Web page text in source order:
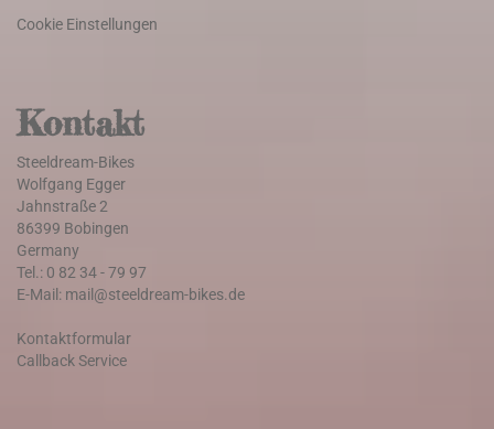
Cookie Einstellungen
Kontakt
Steeldream-Bikes
Wolfgang Egger
Jahnstraße 2
86399 Bobingen
Germany
Tel.: 0 82 34 - 79 97
E-Mail: mail@steeldream-bikes.de
Kontaktformular
Callback Service